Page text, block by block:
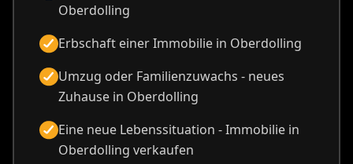
Oberdolling
Erbschaft einer Immobilie in Oberdolling
Umzug oder Familienzuwachs - neues
Zuhause in Oberdolling
Eine neue Lebenssituation - Immobilie in
Oberdolling verkaufen